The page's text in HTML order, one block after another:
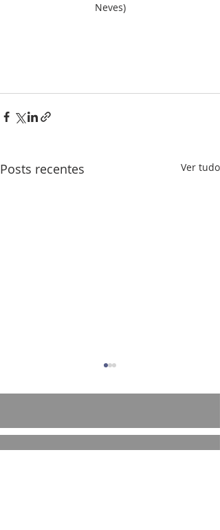
Neves)
Posts recentes Ver tudo